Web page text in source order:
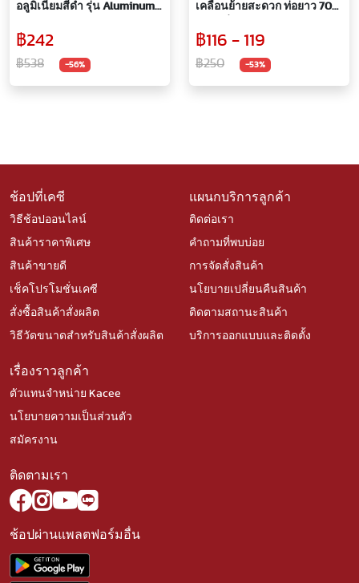
อลูมิเนียมสีดำ รุ่น Aluminum
฿242
฿538 -56%
เคลื่อนย้ายสะดวก ท่อยาว 70
฿116 - 119
฿250 -53%
ช้อปที่เคซี
วิธีช้อปออนไลน์
สินค้าราคาพิเศษ
สินค้าขายดี
เช็คโปรโมชั่นเคซี
สั่งซื้อสินค้าสั่งผลิต
วิธีวัดขนาดสำหรับสินค้าสั่งผลิต
แผนกบริการลูกค้า
ติดต่อเรา
คำถามที่พบบ่อย
การจัดสั่งสินค้า
นโยบายเปลี่ยนคืนสินค้า
ติดตามสถานะสินค้า
บริการออกแบบและติดตั้ง
เรื่องราวลูกค้า
ตัวแทนจำหน่าย Kacee
นโยบายความเป็นส่วนตัว
สมัครงาน
ติดตามเรา
ช้อปผ่านแพลตฟอร์มอื่น